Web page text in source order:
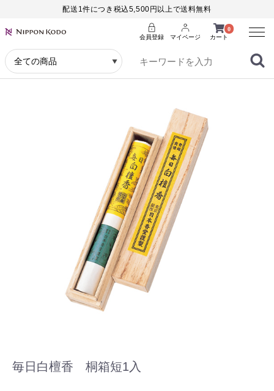
配送1件につき税込5,500円以上で送料無料
0
カート
会員登録 マイページ
Menu
毎日白檀香 桐箱短1入